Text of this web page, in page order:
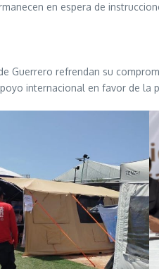
en espera de
Guerrero refrendan su
internacional en favor de la